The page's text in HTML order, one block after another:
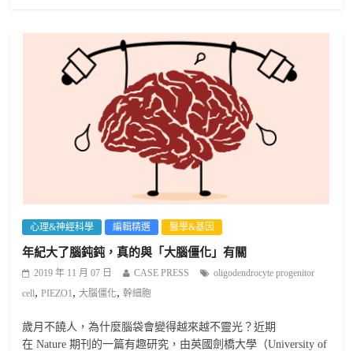
心理&神經科學 編輯精選 醫學&基因
年紀大了腦鈍鈍，真的與「大腦僵化」有關
2019 年 11 月 07 日 CASE PRESS
oligodendrocyte progenitor
cell,PIEZO1 ,大腦僵化,幹細胞
歲月不饒人，為什麼腦袋會變得越來越不靈光？近期
在 Nature 期刊的一篇有趣研究，由英國劍橋大學（University of